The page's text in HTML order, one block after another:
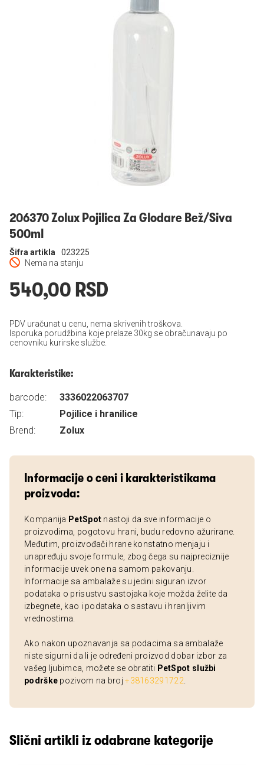
206370 Zolux Pojilica Za Glodare Bež/Siva
500ml
Nema na stanju
Šifra artikla 023225
540,00 RSD
PDV uračunat u cenu, nema skrivenih troškova.
Isporuka porudžbina koje prelaze 30kg se obračunavaju po
cenovniku kurirske službe.
Karakteristike:
barcode:
3336022063707
Tip:
Pojilice i hranilice
Brend:
Zolux
Informacije o ceni i karakteristikama
proizvoda:
Kompanija PetSpot nastoji da sve informacije o
proizvodima, pogotovu hrani, budu redovno ažurirane.
Međutim, proizvođači hrane konstatno menjaju i
unapređuju svoje formule, zbog čega su najpreciznije
informacije uvek one na samom pakovanju.
Informacije sa ambalaže su jedini siguran izvor
podataka o prisustvu sastojaka koje možda želite da
izbegnete, kao i podataka o sastavu i hranljivim
vrednostima.
Ako nakon upoznavanja sa podacima sa ambalaže
niste sigurni da li je određeni proizvod dobar izbor za
vašeg ljubimca, možete se obratiti PetSpot službi
podrške pozivom na broj+38163291722
Slični artikli iz odabrane kategorije